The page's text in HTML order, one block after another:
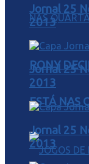
RONY
ESTÁ NAS
Jornal 25
2013
Jornal 25
2013
Jornal 25
2013